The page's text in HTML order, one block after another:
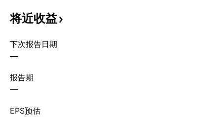
将近收益
下次报告日期
—
报告期
—
EPS预估